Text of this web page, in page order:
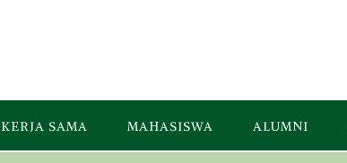
KERJA SAMA MAHASISWA ALUMNI